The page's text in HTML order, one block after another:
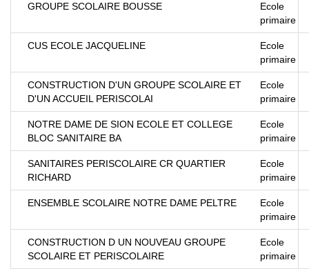
GROUPE SCOLAIRE BOUSSE
Ecole
primaire
CUS ECOLE JACQUELINE
Ecole
primaire
CONSTRUCTION D'UN GROUPE SCOLAIRE ET
D'UN ACCUEIL PERISCOLAI
Ecole
primaire
NOTRE DAME DE SION ECOLE ET COLLEGE
BLOC SANITAIRE BA
Ecole
primaire
SANITAIRES PERISCOLAIRE CR QUARTIER
RICHARD
Ecole
primaire
ENSEMBLE SCOLAIRE NOTRE DAME PELTRE
Ecole
primaire
CONSTRUCTION D UN NOUVEAU GROUPE
SCOLAIRE ET PERISCOLAIRE
Ecole
primaire